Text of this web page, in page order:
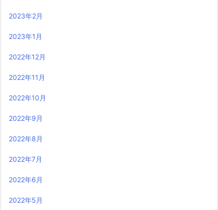
2023年2月
2023年1月
2022年12月
2022年11月
2022年10月
2022年9月
2022年8月
2022年7月
2022年6月
2022年5月